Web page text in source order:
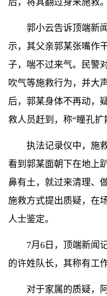
后，将其翻过身来施救。
郭小云告诉顶端新
示，其父亲郭某张嘴作
子，喘不过来气。民警
吹气等施救行为，并大
后，郭某身体不再动，
救人员赶到，称“瞳孔扩
执法记录仪中，施
看到郭某面朝下在地上
鼻有土，就过来清理、
施救方式提出质疑，在
人士鉴定。
7月6日，顶端新闻
的许姓队长，其称有工
对于家属的质疑，